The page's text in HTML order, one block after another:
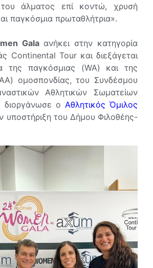
του άλματος επί κοντώ, χρυσή
παγκόσμια πρωταθλήτρια».
Galaανήκει στην κατηγορία
Continental Tour και διεξάγεται
της παγκόσμιας (WA) και της
ομοσπονδίας, του Συνδέσμου
Αθλητικών Σωματείων
διοργάνωσε ο Αθλητικός Όμιλος
υποστήριξη του Δήμου Φιλοθέης-